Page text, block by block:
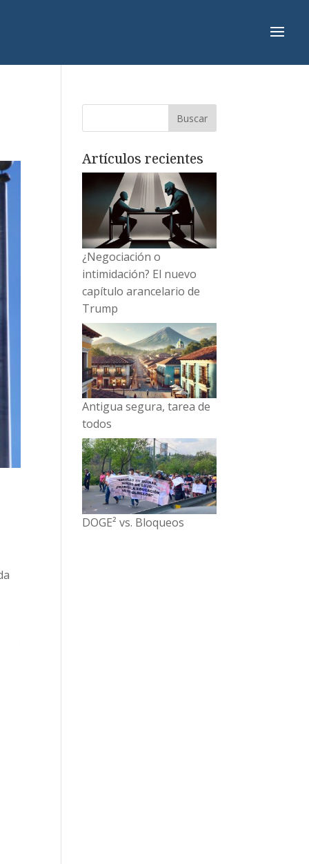
Artículos recientes
¿Negociación o
intimidación? El nuevo
capítulo arancelario de
Trump
Antigua segura, tarea de
todos
DOGE² vs. Bloqueos